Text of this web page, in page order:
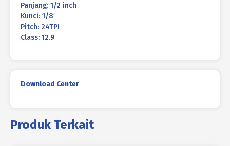
Panjang: 1/2 inch
Kunci: 1/8′
Pitch: 24TPI
Class: 12.9
Download Center
Produk Terkait